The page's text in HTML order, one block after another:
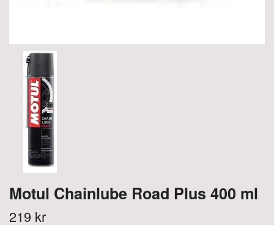
Motul Chainlube Road Plus 400 ml
219 kr